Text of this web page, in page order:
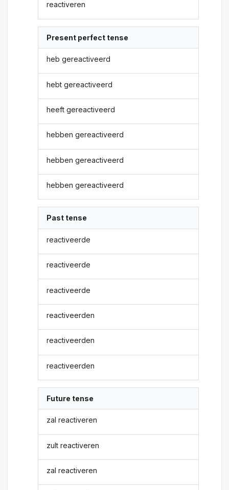
reactiveren
Present perfect tense
heb gereactiveerd
hebt gereactiveerd
heeft gereactiveerd
hebben gereactiveerd
hebben gereactiveerd
hebben gereactiveerd
Past tense
reactiveerde
reactiveerde
reactiveerde
reactiveerden
reactiveerden
reactiveerden
Future tense
zal reactiveren
zult reactiveren
zal reactiveren